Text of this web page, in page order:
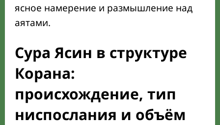
ясное намерение и размышление над
аятами.
Сура Ясин в структуре
Корана:
происхождение, тип
ниспослания и объём